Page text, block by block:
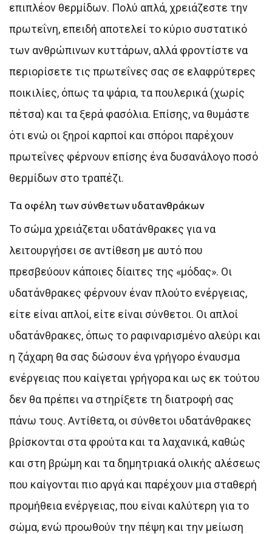
επιπλέον θερμίδων. Πολύ απλά, χρειάζεστε την
πρωτεΐνη, επειδή αποτελεί το κύριο συστατικό
των ανθρώπινων κυττάρων, αλλά φροντίστε να
περιορίσετε τις πρωτεΐνες σας σε ελαφρύτερες
ποικιλίες, όπως τα ψάρια, τα πουλερικά (χωρίς
πέτσα) και τα ξερά φασόλια. Επίσης, να θυμάστε
ότι ενώ οι ξηροί καρποί και σπόροι παρέχουν
πρωτεΐνες φέρνουν επίσης ένα δυσανάλογο ποσό
θερμίδων στο τραπέζι.
Τα οφέλη των σύνθετων υδατανθράκων
Το σώμα χρειάζεται υδατάνθρακες για να
λειτουργήσει σε αντίθεση με αυτό που
πρεσβεύουν κάποιες δίαιτες της «μόδας». Οι
υδατάνθρακες φέρνουν έναν πλούτο ενέργειας,
είτε είναι απλοί, είτε είναι σύνθετοι. Οι απλοί
υδατάνθρακες, όπως το ραφιναρισμένο αλεύρι και
η ζάχαρη θα σας δώσουν ένα γρήγορο έναυσμα
ενέργειας που καίγεται γρήγορα και ως εκ τούτου
δεν θα πρέπει να στηρίξετε τη διατροφή σας
πάνω τους. Αντίθετα, οι σύνθετοι υδατάνθρακες
βρίσκονται στα φρούτα και τα λαχανικά, καθώς
και στη βρώμη και τα δημητριακά ολικής αλέσεως
που καίγονται πιο αργά και παρέχουν μια σταθερή
προμήθεια ενέργειας, που είναι καλύτερη για το
σώμα, ενώ προωθούν την πέψη και την μείωση